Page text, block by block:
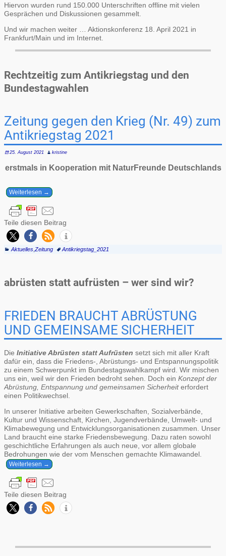
Hiervon wurden rund 150.000 Unterschriften offline mit vielen
Gesprächen und Diskussionen gesammelt.
Und wir machen weiter … Aktionskonferenz 18. April 2021 in
Frankfurt/Main und im Internet.
Rechtzeitig zum Antikriegstag und den
Bundestagwahlen
Zeitung gegen den Krieg (Nr. 49) zum
Antikriegstag 2021
25. August 2021 kristine
erstmals in Kooperation mit NaturFreunde Deutschlands
Weiterlesen →
Teile diesen Beitrag
Aktuelles, Zeitung Antikriegstag_2021
abrüsten statt aufrüsten – wer sind wir?
FRIEDEN BRAUCHT ABRÜSTUNG
UND GEMEINSAME SICHERHEIT
Die Initiative Abrüsten statt Aufrüsten setzt sich mit aller Kraft
dafür ein, dass die Friedens-, Abrüstungs- und Entspannungspolitik
zu einem Schwerpunkt im Bundestagswahlkampf wird. Wir mischen
uns ein, weil wir den Frieden bedroht sehen. Doch ein Konzept der
Abrüstung, Entspannung und gemeinsamen Sicherheiterfordert
einen Politikwechsel.
In unserer Initiative arbeiten Gewerkschaften, Sozialverbände,
Kultur und Wissenschaft, Kirchen, Jugendverbände, Umwelt- und
Klimabewegung und Entwicklungsorganisationen zusammen. Unser
Land braucht eine starke Friedensbewegung. Dazu raten sowohl
geschichtliche Erfahrungen als auch neue, vor allem globale
Bedrohungen wie der vom Menschen gemachte Klimawandel.
Weiterlesen →
Teile diesen Beitrag